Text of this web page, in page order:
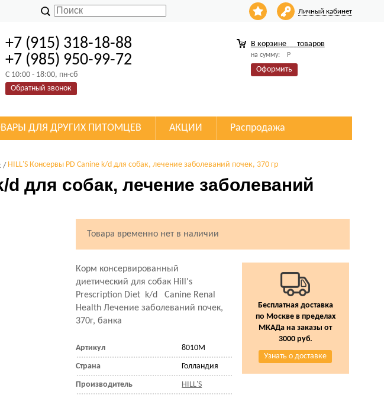
Личный кабинет
+7 (915) 318-18-88
+7 (985) 950-99-72
C 10:00 - 18:00, пн-сб
Обратный звонок
В корзине товаров
на сумму: Р
Оформить
ДЛЯ ДРУГИХ ПИТОМЦЕВ АКЦИИ Распродажа
HILL'S Консервы PD Canine k/d для собак, лечение заболеваний почек, 370 гр
для собак, лечение заболеваний
Товара временно нет в наличии
Корм консервированный
диетический для собак Hill's
Prescription Diet k/d Canine Renal
Health Лечение заболеваний почек,
370г, банка
Артикул 8010M
Страна Голландия
Производитель HILL'S
Бесплатная доставка
по Москве в пределах
МКАДа на заказы от
3000 руб.
Узнать о доставке